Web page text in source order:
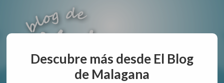
aunque lo haga de malas lo hago....
Descubre más desde El Blog
de Malagana